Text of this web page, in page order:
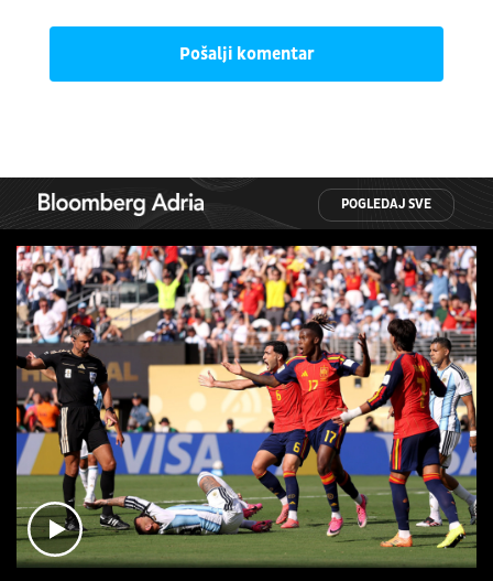
Pošalji komentar
POGLEDAJ SVE